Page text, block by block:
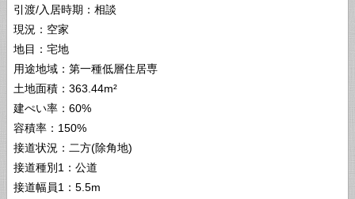
引渡/入居時期：相談
現況：空家
地目：宅地
用途地域：第一種低層住居専
土地面積：363.44m²
建ぺい率：60%
容積率：150%
接道状況：二方(除角地)
接道種別1：公道
接道幅員1：5.5m